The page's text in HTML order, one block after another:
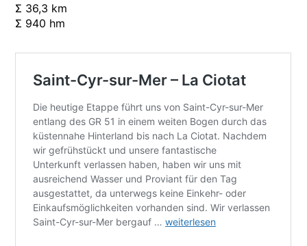
Σ 36,3 km
Σ 940 hm